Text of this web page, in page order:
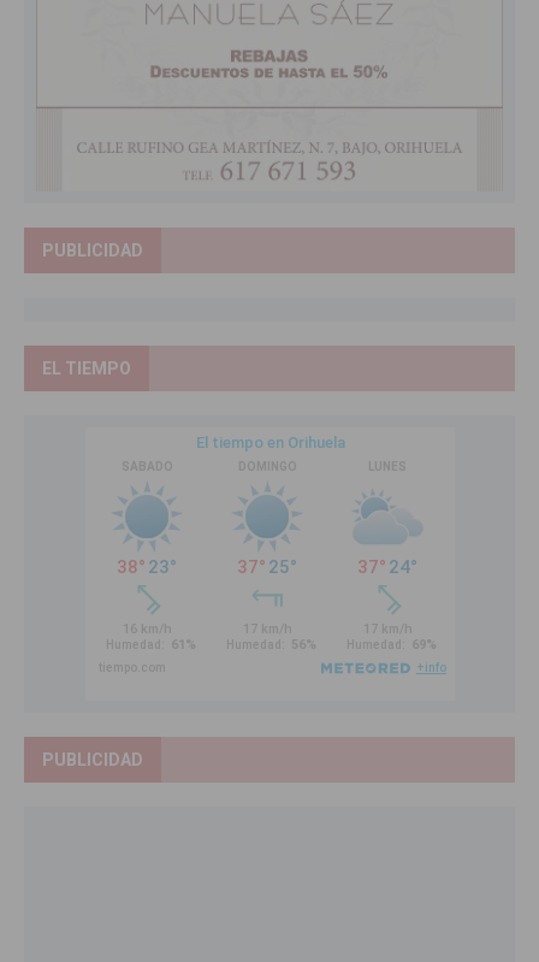
PUBLICIDAD
EL TIEMPO
PUBLICIDAD